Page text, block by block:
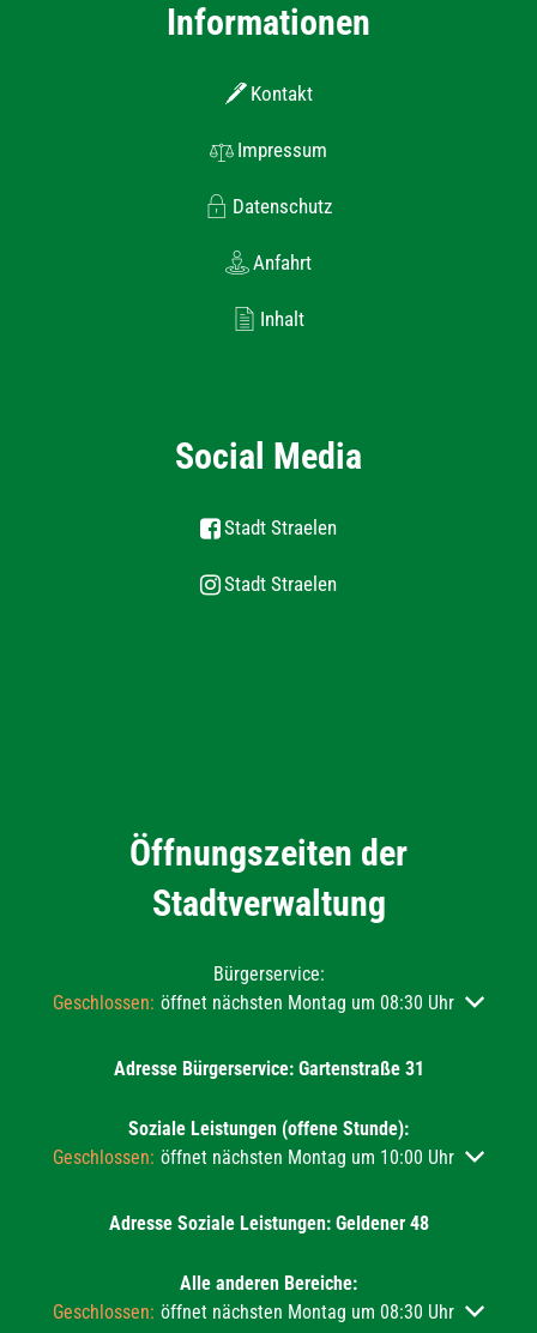
Informationen
Kontakt
Impressum
Datenschutz
Anfahrt
Inhalt
Social Media
Stadt Straelen
Stadt Straelen
Öffnungszeiten der
Stadtverwaltung
Bürgerservice:
Klicken, um weitere Öffnungs- oder Schließzeiten
Geschlossen: öffnet nächsten Montag um 08:30 Uhr
Adresse Bürgerservice: Gartenstraße 31
Soziale Leistungen (offene Stunde):
Klicken, um weitere Öffnungs- oder Schließzeiten
Geschlossen: öffnet nächsten Montag um 10:00 Uhr
Adresse Soziale Leistungen: Geldener 48
Alle anderen Bereiche:
Klicken, um weitere Öffnungs- oder Schließzeiten
Geschlossen: öffnet nächsten Montag um 08:30 Uhr